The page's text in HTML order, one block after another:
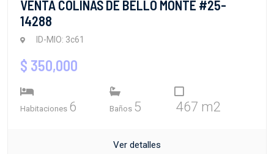
VENTA COLINAS DE BELLO MONTE #25-
14288
ID-MIO: 3c61
$ 350,000
Habitaciones 6 Baños 5 467 m2
Ver detalles